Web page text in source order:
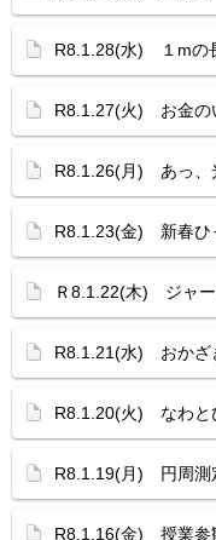
R8.1.28(水) １mの
R8.1.27(火) お金の
R8.1.26(月) あっ、
R8.1.23(金) 新春ひ
Ｒ8.1.22(木) ジャー
R8.1.21(水) おかざ
R8.1.20(火) なわと
R8.1.19(月) 円周測
R8.1.16(金) 授業参